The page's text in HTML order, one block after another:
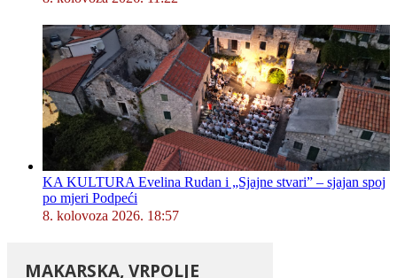
KA KULTURA Evelina Rudan i „Sjajne stvari” – sjajan spoj
po mjeri Podpeći
8. kolovoza 2026. 18:57